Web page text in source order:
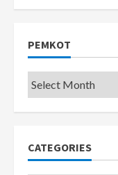
PEMKOT
Pemkot
CATEGORIES